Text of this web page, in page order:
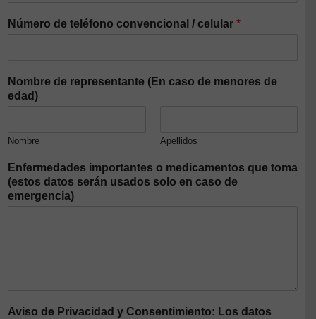
Número de teléfono convencional / celular *
Nombre de representante (En caso de menores de
edad)
Nombre Apellidos
Enfermedades importantes o medicamentos que toma
(estos datos serán usados solo en caso de
emergencia)
Aviso de Privacidad y Consentimiento: Los datos